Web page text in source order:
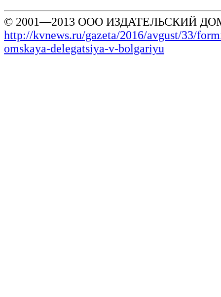
© 2001—2013 ООО ИЗДАТЕЛЬСКИЙ
http://kvnews.ru/gazeta/2016/avgust/33/
omskaya-delegatsiya-v-bolgariyu